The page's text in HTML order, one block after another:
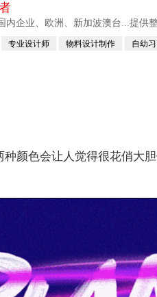
内企业、欧洲、新加波澳台...提供
专业设计师 物料设计制作 自幼
颜色会让人觉得很花俏大